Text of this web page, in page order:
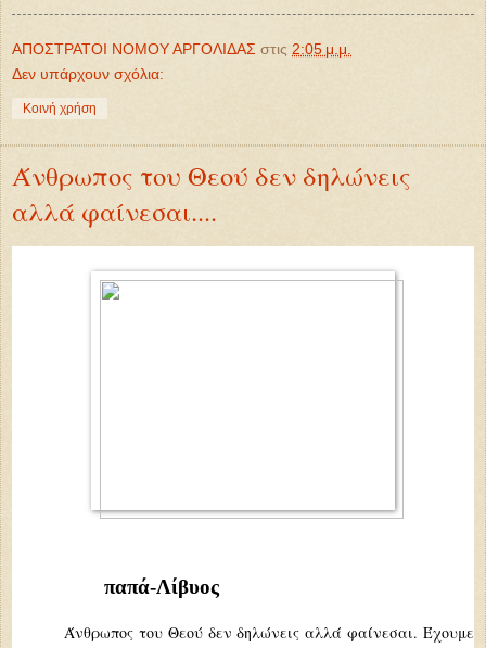
ΑΠΟΣΤΡΑΤΟΙ ΝΟΜΟΥ ΑΡΓΟΛΙΔΑΣ στις 2:05 μ.μ.
Δεν υπάρχουν σχόλια:
Κοινή χρήση
Άνθρωπος του Θεού δεν δηλώνεις
αλλά φαίνεσαι....
παπά-Λίβυος
Άνθρωπος του Θεού δεν δηλώνεις αλλά φαίνεσαι. Έχουμε